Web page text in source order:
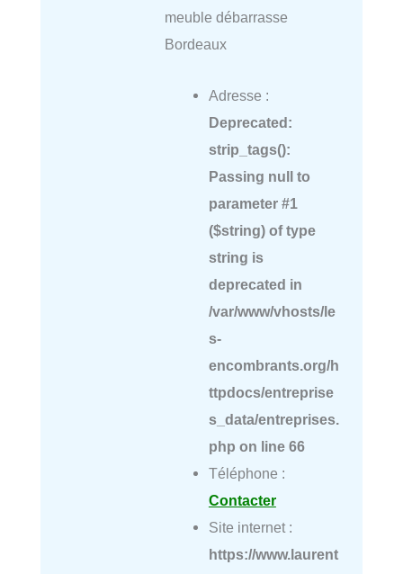
meuble débarrasse
Bordeaux
Adresse :
Deprecated:
strip_tags():
Passing null to
parameter #1
($string) of type
string is
deprecated in
/var/www/vhosts/le
s-
encombrants.org/h
ttpdocs/entreprise
s_data/entreprises.
php on line 66
Téléphone :
Contacter
Site internet :
https://www.laurent